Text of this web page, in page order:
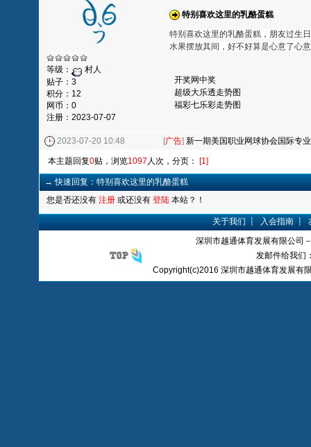
等级：
村人
贴子：3
积分：12
网币：0
注册：2023-07-07
特别喜欢这里的乳酪蛋糕
特别喜欢这里的乳酪蛋糕，朋友过生
水果摆放其间，好不好算是心意了心
开奖网中奖
超级大乐透走势图
福彩七乐彩走势图
2023-07-20 10:48 [广告] 新一期美国职业网球协会国际专
本主题回复0贴，浏览1097 人次，分页： [1]
→ 快速回复：特别喜欢这里的乳酪蛋糕
您是否还没有 注册 或还没有 登陆 本站？！
关于我们 ┋ 入会指南┋
深圳市越通体育发展有限公司
发邮件给我们
Copyright(c)2016 深圳市越通体育发展有